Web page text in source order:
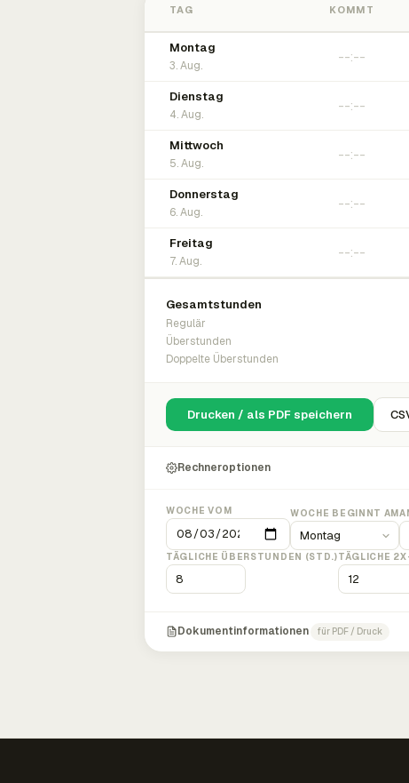
TAG KOMMT
Montag
3. Aug.
Dienstag
4. Aug.
Mittwoch
5. Aug.
Donnerstag
6. Aug.
Freitag
7. Aug.
Gesamtstunden
Regulär
Überstunden
Doppelte Überstunden
Drucken / als PDF speichern
Rechneroptionen
WOCHE VOM WOCHE BEGINNT AM
TÄGLICHE ÜBERSTUNDEN (STD.)TÄGLICHE
Dokumentinformationen für PDF / Druck